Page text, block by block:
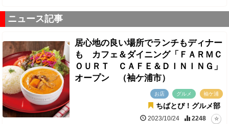
ニュース記事
居心地の良い場所でランチもディナー
も カフェ＆ダイニング「ＦＡＲＭＣ
ＯＵＲＴ ＣＡＦＥ＆ＤＩＮＩＮＧ」
オープン （袖ケ浦市）
お店 グルメ 袖ケ浦
ちばとぴ！グルメ部
2023/10/24 2248